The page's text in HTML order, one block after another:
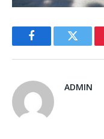
FacebookTwitter
ADMIN